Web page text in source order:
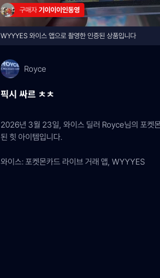
구매자 기이이이인동영
WYYYES 와이스 앱으로 촬영한 인증된 상품입니다
Royce
픽시 싸르 ㅊㅊ
2026년 3월 23일, 와이스 딜러 Royce님의 포켓
된 힛 아이템입니다.
와이스: 포켓몬카드 라이브 거래 앱, WYYYES